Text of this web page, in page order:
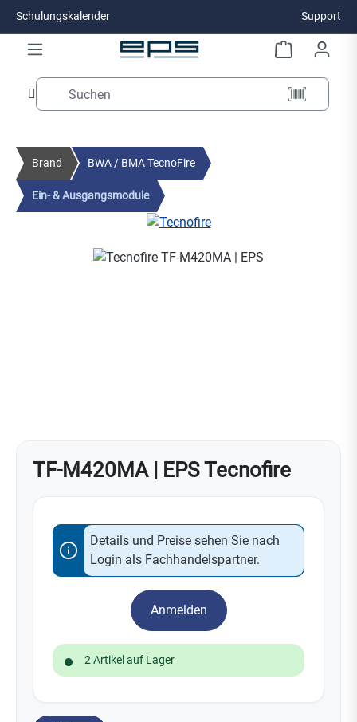
Zum Hauptinhalt springen
Schulungskalender Support
Brand BWA / BMA TecnoFire
Ein- & Ausgangsmodule
Bildergalerie überspringen
TF-M420MA | EPS Tecnofire
Details und Preise sehen Sie nach
Login als Fachhandelspartner.
Anmelden
2 Artikel auf Lager